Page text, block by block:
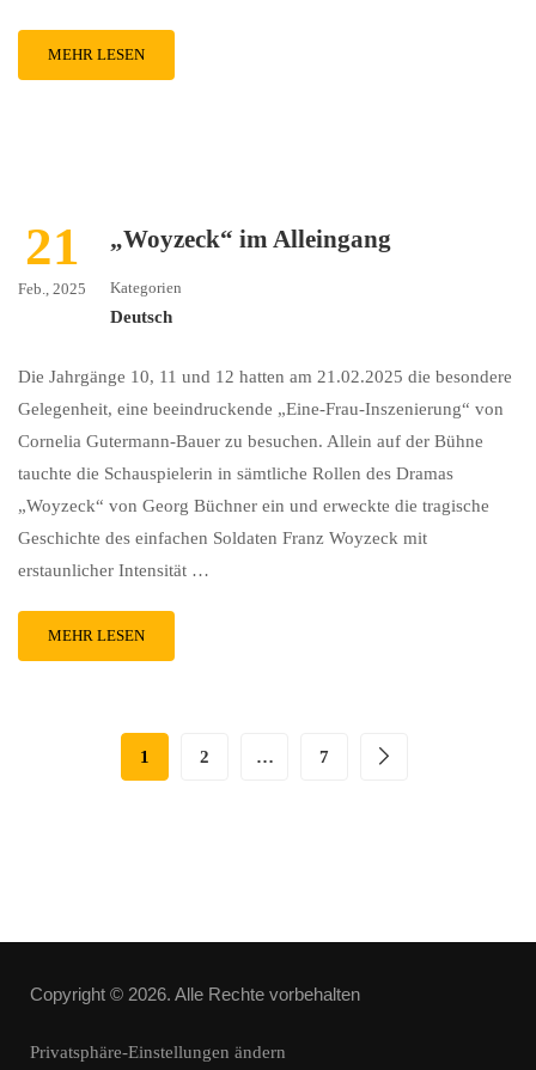
MEHR LESEN
21
Feb., 2025
„Woyzeck“ im Alleingang
Kategorien
Deutsch
Die Jahrgänge 10, 11 und 12 hatten am 21.02.2025 die besondere
Gelegenheit, eine beeindruckende „Eine-Frau-Inszenierung“ von
Cornelia Gutermann-Bauer zu besuchen. Allein auf der Bühne
tauchte die Schauspielerin in sämtliche Rollen des Dramas
„Woyzeck“ von Georg Büchner ein und erweckte die tragische
Geschichte des einfachen Soldaten Franz Woyzeck mit
erstaunlicher Intensität …
MEHR LESEN
1 2 … 7
Copyright © 2026. Alle Rechte vorbehalten
Privatsphäre-Einstellungen ändern